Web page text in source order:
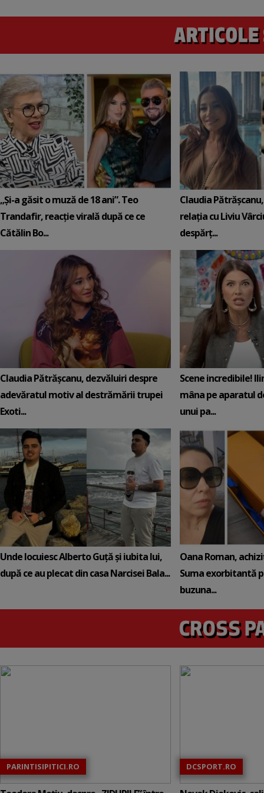
„Și-a găsit o muză de 18 ani”. Teo
Trandafir, reacție virală după ce ce
Cătălin Bo...
Claudia
relația cu Liviu
despărț...
Claudia Pătrășcanu, dezvăluiri despre
adevăratul motiv al destrămării trupei
Exoti...
Scene incredibile!
mâna pe aparatul
unui pa...
Unde locuiesc Alberto Guță și iubita lui,
după ce au plecat din casa Narcisei Bala...
Oana Roman,
Suma exorbitantă
buzuna...
PARINTISIPITICI.RO DCSPORT.RO